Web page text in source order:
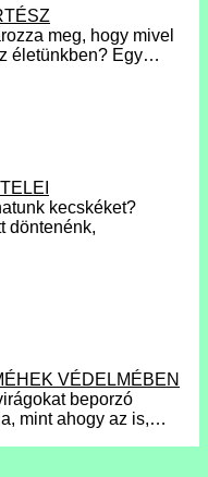
meg, hogy mivel
életünkben? Egy…
kecskéket?
döntenénk,
VÉDELMÉBEN
beporzó
mint ahogy az is,…